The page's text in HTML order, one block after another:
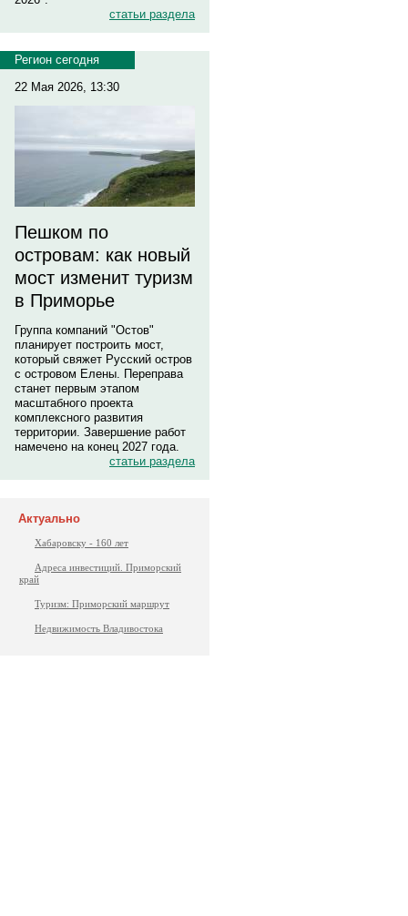
статьи раздела
Регион сегодня
22 Мая 2026, 13:30
Пешком по
островам: как новый
мост изменит туризм
в Приморье
Группа компаний "Остов"
планирует построить мост,
который свяжет Русский остров
с островом Елены. Переправа
станет первым этапом
масштабного проекта
комплексного развития
территории. Завершение работ
намечено на конец 2027 года.
статьи раздела
Актуально
Хабаровску - 160 лет
Адреса инвестиций. Приморский
край
Туризм: Приморский маршрут
Недвижимость Владивостока